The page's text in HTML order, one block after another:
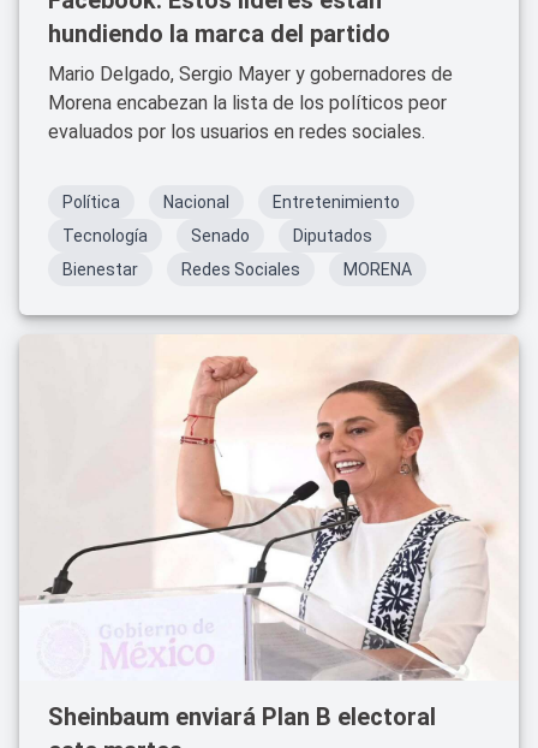
hundiendo la marca del partido
Mario Delgado, Sergio Mayer y gobernadores de
Morena encabezan la lista de los políticos peor
evaluados por los usuarios en redes sociales.
Política Nacional
Entretenimiento
Tecnología
Senado
Diputados
Bienestar
Redes Sociales MORENA
Sheinbaum enviará Plan B electoral